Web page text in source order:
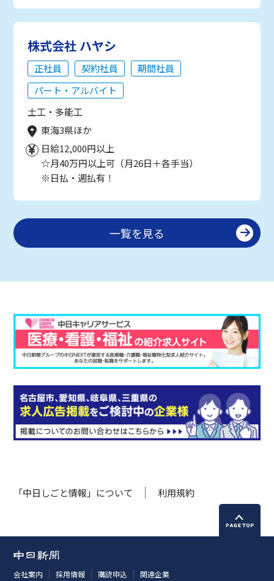
株式会社 ハヤシ
正社員 契約社員
期間社員
パート・アルバイト
土工・多能工
東海3県ほか
日給12,000円以上
☆月40万円以上可（月26日＋各手当）
※日払・週払有！
一覧を見る
「中日しごと情報」について 利用規約
会社案内 採用情報 購読申込 関連企業